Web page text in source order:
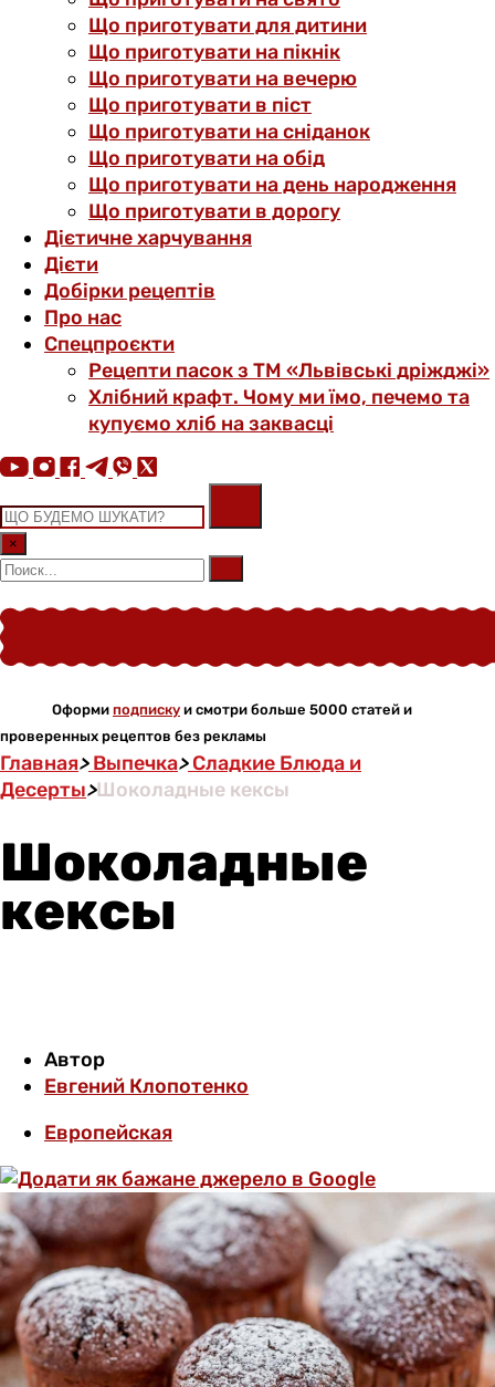
Що приготувати для дитини
Що приготувати на пікнік
Що приготувати на вечерю
Що приготувати в піст
Що приготувати на сніданок
Що приготувати на обід
Що приготувати на день народження
Що приготувати в дорогу
Дієтичне харчування
Дієти
Добірки рецептів
Про нас
Спецпроєкти
Рецепти пасок з ТМ «Львівські дріжджі»
Хлібний крафт. Чому ми їмо, печемо та
купуємо хліб на заквасці
×
Оформи подписку и смотри больше 5000 статей и
проверенных рецептов без рекламы
Главная>Выпечка>Сладкие Блюда и
Десерты>Шоколадные кексы
Шоколадные
кексы
Автор
Евгений Клопотенко
Европейская